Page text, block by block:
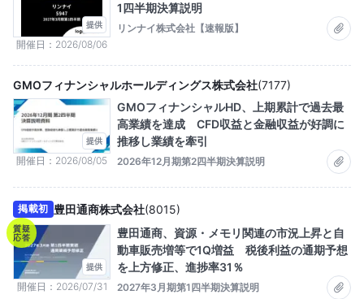
提供
開催日 2026/08/06
1四半期決算説明
リンナイ株式会社【速報版】
提供
開催日 2026/08/05
GMOフィナンシャルホールディングス株式会社(7177)
GMOフィナンシャルHD、上期累計で過去最
高業績を達成 CFD収益と金融収益が好調に
推移し業績を牽引
2026年12月期第2四半期決算説明
質疑
応答
提供
開催日 2026/07/31
掲載初 豊田通商株式会社(8015)
豊田通商、資源・メモリ関連の市況上昇と自
動車販売増等で1Q増益 税後利益の通期予想
を上方修正、進捗率31％
2027年3月期第1四半期決算説明